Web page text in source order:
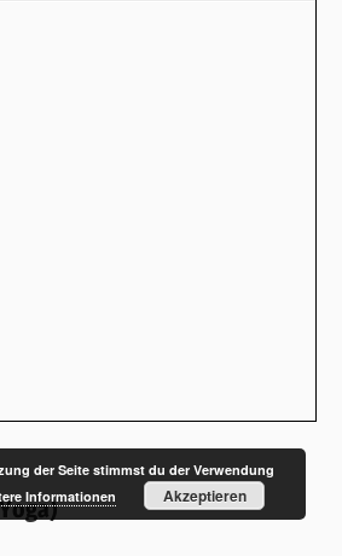
der Seite stimmst du der Verwendung
Informationen Akzeptieren